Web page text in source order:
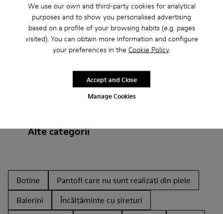
We use our own and third-party cookies for analytical
purposes and to show you personalised advertising
based on a profile of your browsing habits (e.g. pages
visited). You can obtain more information and configure
your preferences in the Cookie Policy.
Manage Cookies
Accept and Close
Alte categorii
Botine
Pantofi care nu sunt realizați din piele
Balerini
Încălțăminte cu șireturi